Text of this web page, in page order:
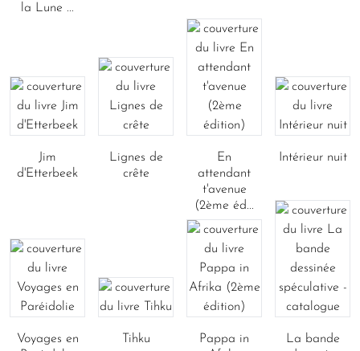
la Lune ...
Jim
d'Etterbeek
Lignes de
crête
En
attendant
t'avenue
(2ème éd...
Intérieur nuit
Voyages en
Tihku
Pappa in
La bande